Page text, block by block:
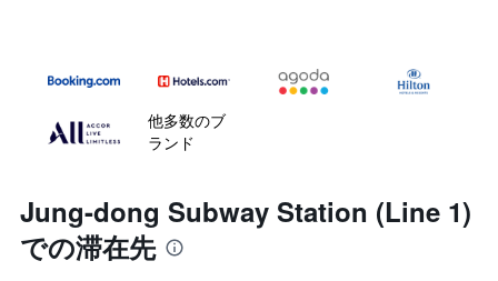
他多数のブ
ランド
Jung-dong Subway Station (Line 1)
での滞在先